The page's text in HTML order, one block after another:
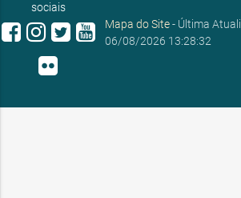
sociais
Mapa do Site- Última
06/08/2026 13:28:32